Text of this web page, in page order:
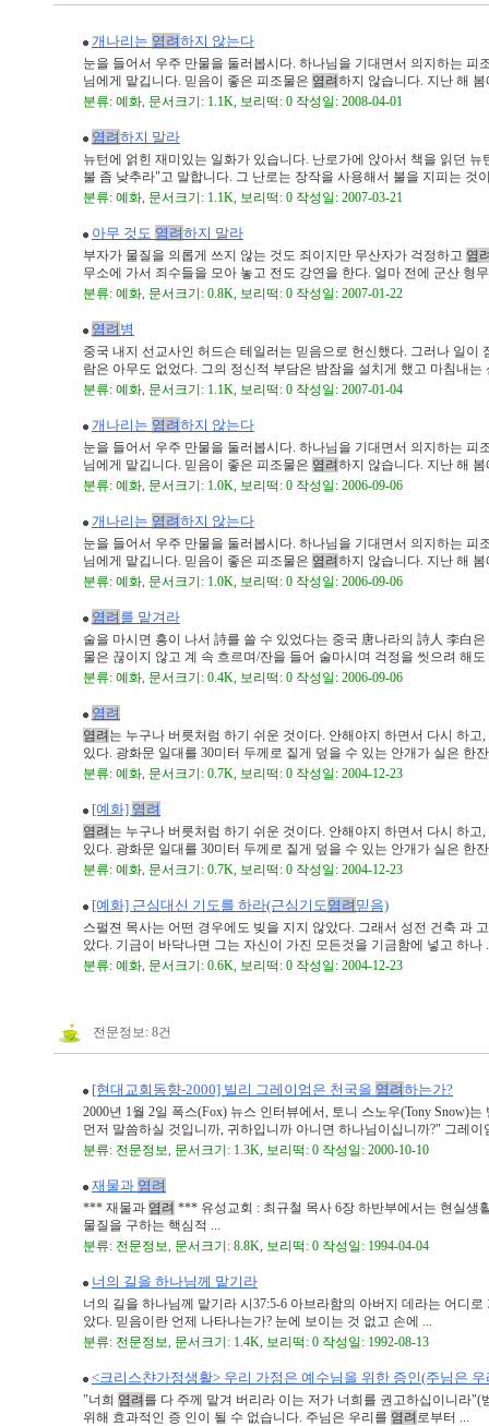
개나리는 염려하지 않는다
눈을 들어서 우주 만물을 둘러봅시다. 하나님을 기대면서 의지하는 피
님에게 맡깁니다. 믿음이 좋은 피조물은 염려하지 않습니다. 지난 해 봄
분류: 예화, 문서크기: 1.1K, 보리떡: 0 작성일: 2008-04-01
염려하지 말라
뉴턴에 얽힌 재미있는 일화가 있습니다. 난로가에 앉아서 책을 읽던
불 좀 낮추라"고 말합니다. 그 난로는 장작을 사용해서 불을 지피는 것
분류: 예화, 문서크기: 1.1K, 보리떡: 0 작성일: 2007-03-21
아무 것도 염려하지 말라
부자가 물질을 의롭게 쓰지 않는 것도 죄이지만 무산자가 걱정하고 염
무소에 가서 죄수들을 모아 놓고 전도 강연을 한다. 얼마 전에 군산 형
분류: 예화, 문서크기: 0.8K, 보리떡: 0 작성일: 2007-01-22
염려 병
중국 내지 선교사인 허드슨 테일러는 믿음으로 헌신했다. 그러나 일
람은 아무도 없었다. 그의 정신적 부담은 밤잠을 설치게 했고 마침내는
분류: 예화, 문서크기: 1.1K, 보리떡: 0 작성일: 2007-01-04
개나리는 염려하지 않는다
눈을 들어서 우주 만물을 둘러봅시다. 하나님을 기대면서 의지하는 피
님에게 맡깁니다. 믿음이 좋은 피조물은 염려하지 않습니다. 지난 해 봄
분류: 예화, 문서크기: 1.0K, 보리떡: 0 작성일: 2006-09-06
개나리는 염려하지 않는다
눈을 들어서 우주 만물을 둘러봅시다. 하나님을 기대면서 의지하는 피
님에게 맡깁니다. 믿음이 좋은 피조물은 염려하지 않습니다. 지난 해 봄
분류: 예화, 문서크기: 1.0K, 보리떡: 0 작성일: 2006-09-06
염려 를 맡겨라
술을 마시면 흥이 나서 詩를 쓸 수 있었다는 중국 唐나라의 詩人 李白
물은 끊이지 않고 계 속 흐르며/잔을 들어 술마시며 걱정을 씻으려 해도
분류: 예화, 문서크기: 0.4K, 보리떡: 0 작성일: 2006-09-06
염려
염려 는 누구나 버릇처럼 하기 쉬운 것이다. 안해야지 하면서 다시 하
있다. 광화문 일대를 30미터 두께로 짙게 덮을 수 있는 안개가 실은 한
분류: 예화, 문서크기: 0.7K, 보리떡: 0 작성일: 2004-12-23
[예화] 염려
염려 는 누구나 버릇처럼 하기 쉬운 것이다. 안해야지 하면서 다시 하
있다. 광화문 일대를 30미터 두께로 짙게 덮을 수 있는 안개가 실은 한
분류: 예화, 문서크기: 0.7K, 보리떡: 0 작성일: 2004-12-23
[예화] 근심대신 기도를 하라(근심기도염려 믿음)
스펄젼 목사는 어떤 경우에도 빚을 지지 않았다. 그래서 성전 건축 과
았다. 기금이 바닥나면 그는 자신이 가진 모든것을 기금함에 넣고 하나
분류: 예화, 문서크기: 0.6K, 보리떡: 0 작성일: 2004-12-23
전문정보: 8건
[현대교회동향-2000] 빌리 그레이엄은 천국을 염려하는가?
2000년 1월 2일 폭스(Fox) 뉴스 인터뷰에서, 토니 스노우(Tony Snow)
먼저 말씀하실 것입니까, 귀하입니까 아니면 하나님이십니까?" 그레이
분류: 전문정보, 문서크기: 1.3K, 보리떡: 0 작성일: 2000-10-10
재물과 염려
*** 재물과 염려 *** 유성교회 : 최규철 목사 6장 하반부에서는 현실생
물질을 구하는 핵심적 ...
분류: 전문정보, 문서크기: 8.8K, 보리떡: 0 작성일: 1994-04-04
너의 길을 하나님께 맡기라
너의 길을 하나님께 맡기라 시37:5-6 아브라함의 아버지 데라는 어디
았다. 믿음이란 언제 나타나는가? 눈에 보이는 것 없고 손에 ...
분류: 전문정보, 문서크기: 1.4K, 보리떡: 0 작성일: 1992-08-13
<크리스챤가정생활> 우리 가정은 예수님을 위한 증인(주님은
"너희 염려 를 다 주께 맡겨 버리라 이는 저가 너희를 권고하십이니라"(
위해 효과적인 증 인이 될 수 없습니다. 주님은 우리를 염려 로부터 ...